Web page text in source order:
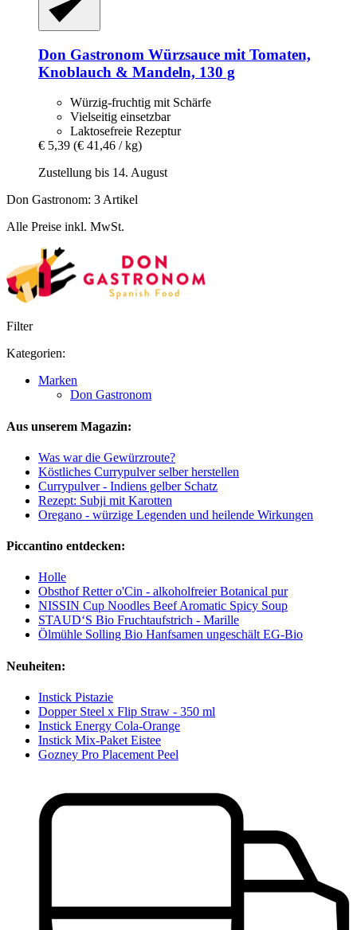
Don Gastronom Würzsauce mit Tomaten,
Knoblauch & Mandeln, 130 g
Würzig-fruchtig mit Schärfe
Vielseitig einsetzbar
Laktosefreie Rezeptur
€ 5,39 (€ 41,46 / kg)
Zustellung bis 14. August
Don Gastronom: 3 Artikel
Alle Preise inkl. MwSt.
Filter
Kategorien:
Marken
Don Gastronom
Aus unserem Magazin:
Was war die Gewürzroute?
Köstliches Currypulver selber herstellen
Currypulver - Indiens gelber Schatz
Rezept: Subji mit Karotten
Oregano - würzige Legenden und heilende Wirkungen
Piccantino entdecken:
Holle
Obsthof Retter o'Cin - alkoholfreier Botanical pur
NISSIN Cup Noodles Beef Aromatic Spicy Soup
STAUD‘S Bio Fruchtaufstrich - Marille
Ölmühle Solling Bio Hanfsamen ungeschält EG-Bio
Neuheiten:
Instick Pistazie
Dopper Steel x Flip Straw - 350 ml
Instick Energy Cola-Orange
Instick Mix-Paket Eistee
Gozney Pro Placement Peel